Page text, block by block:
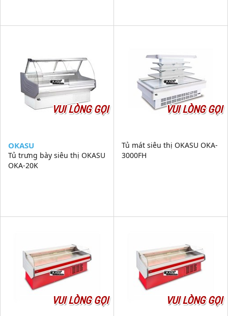
VUI LÒNG GỌI
OKASU
Tủ trưng bày siêu thị OKASU
OKA-20K
VUI LÒNG GỌI
Tủ mát siêu thị OKASU OKA-
3000FH
VUI LÒNG GỌI VUI LÒNG GỌI